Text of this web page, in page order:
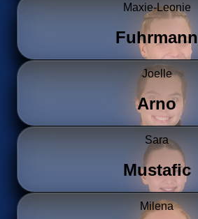
Maxie-Leonie
Fuhrmann
Joelle
Arno
Sara
Mustafic
Milena